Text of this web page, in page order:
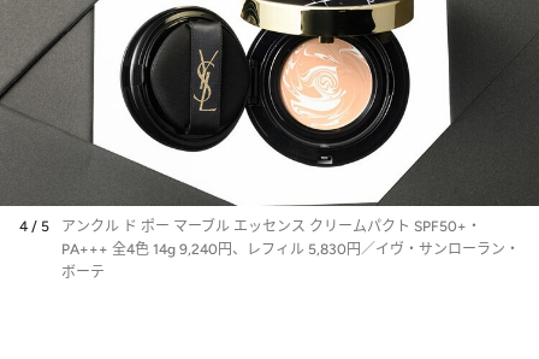
4 / 5
アンクル ド ポー マーブル エッセンス クリームパクト SPF50+・
PA+++ 全4色 14g 9,240円、レフィル 5,830円／イヴ・サンローラン・
ボーテ